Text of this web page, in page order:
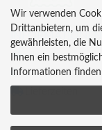
INFORMATIONEN
Über uns
Versandkosten
Wir verwenden
Drittanbietern, um
gewährleisten, die
Ihnen ein
Informationen